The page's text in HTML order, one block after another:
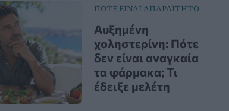
ΠΟΤΕ ΕΙΝΑΙ ΑΠΑΡΑΙΤΗΤΟ
Αυξημένη
χοληστερίνη: Πότε
δεν είναι αναγκαία
τα φάρμακα; Τι
έδειξε μελέτη